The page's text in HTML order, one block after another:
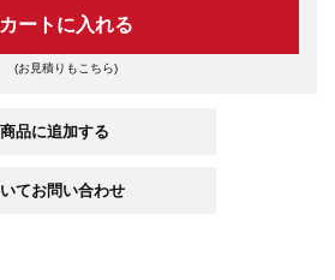
カートに入れる
(お見積りもこちら)